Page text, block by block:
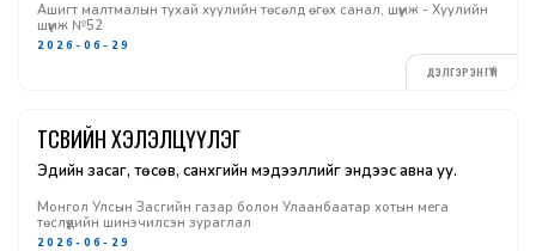
Ашигт малтмалын тухай хуулийн төсөлд өгөх санал, шүүмж - Хуулийн
шүүмж №52
2026-06-29
ДЭЛГЭРЭНГҮЙ
ТӨСВИЙН ХЭЛЭЛЦҮҮЛЭГ
Эдийн засаг, төсөв, санхүүгийн мэдээллийг эндээс авна уу.
Монгол Улсын Засгийн газар болон Улаанбаатар хотын мега
төслүүдийн шинэчилсэн зураглал
2026-06-29